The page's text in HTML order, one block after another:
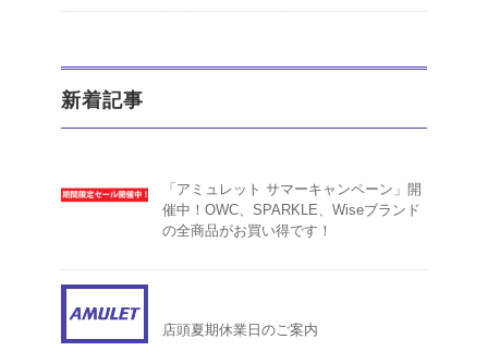
新着記事
「アミュレット サマーキャンペーン」開
催中！OWC、SPARKLE、Wiseブランド
の全商品がお買い得です！
店頭夏期休業日のご案内